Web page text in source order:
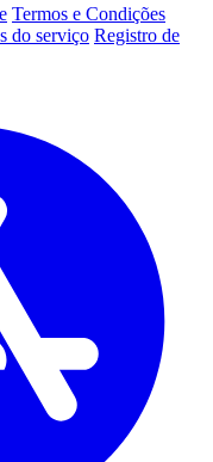
Termos e Condições
do serviço Registro de